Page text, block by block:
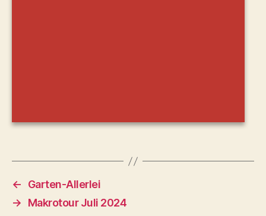
←
Garten-Allerlei
→
Makrotour Juli 2024